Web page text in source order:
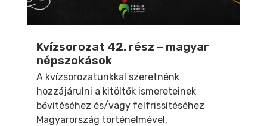
Kvízsorozat 42. rész – magyar
népszokások
A kvízsorozatunkkal szeretnénk
hozzájárulni a kitöltők ismereteinek
bővítéséhez és/vagy felfrissítéséhez
Magyarország történelmével,